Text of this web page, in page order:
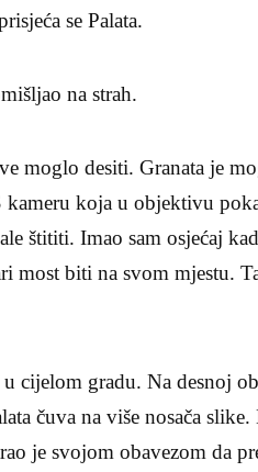
se Palata.
na strah.
moglo desiti. Granata je
kameru koja u objektivu
štititi. Imao sam osjećaj
most biti na svom mjestu.
cijelom gradu. Na desnoj
čuva na više nosača
je svojom obavezom da